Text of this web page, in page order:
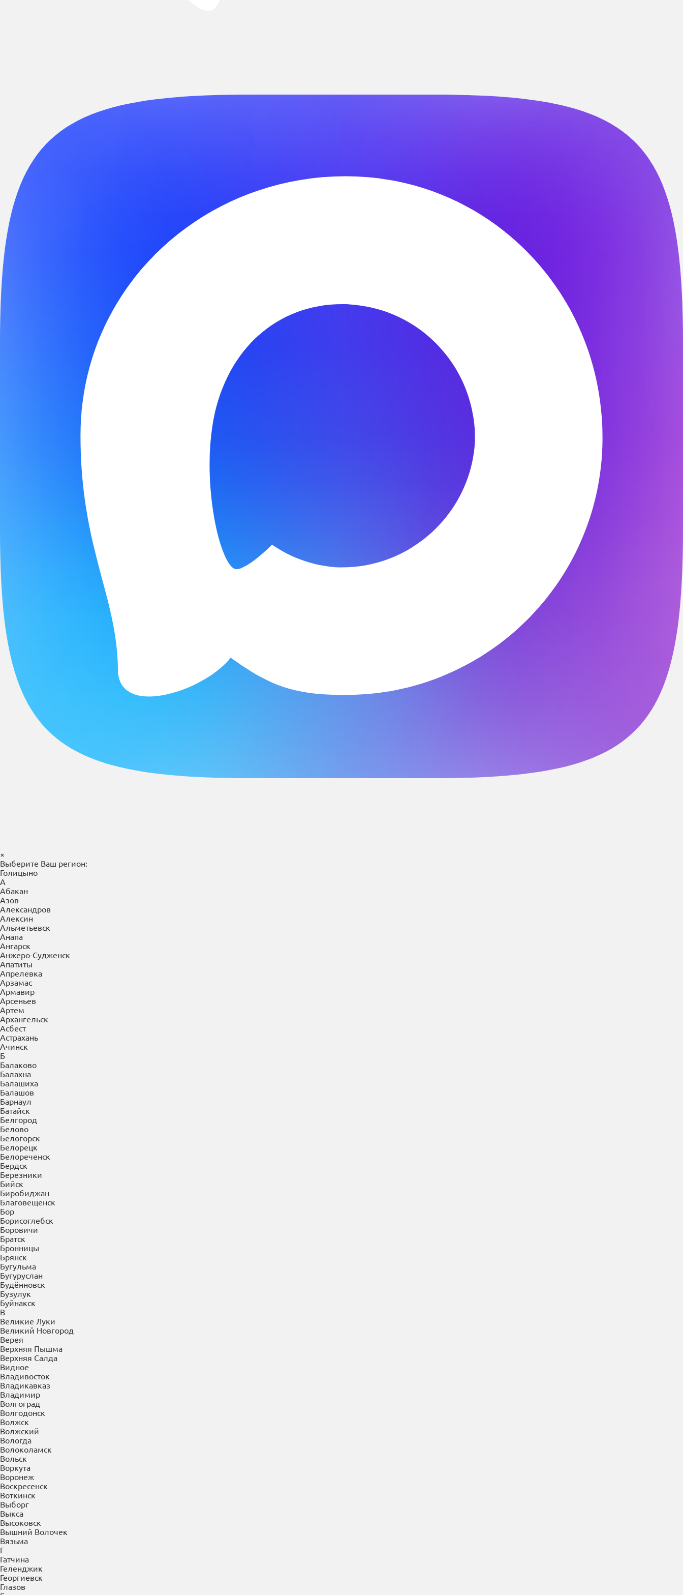
×
Выберите Ваш регион:
Голицыно
А
Абакан
Азов
Александров
Алексин
Альметьевск
Анапа
Ангарск
Анжеро-Судженск
Апатиты
Апрелевка
Арзамас
Армавир
Арсеньев
Артем
Архангельск
Асбест
Астрахань
Ачинск
Б
Балаково
Балахна
Балашиха
Балашов
Барнаул
Батайск
Белгород
Белово
Белогорск
Белорецк
Белореченск
Бердск
Березники
Бийск
Биробиджан
Благовещенск
Бор
Борисоглебск
Боровичи
Братск
Бронницы
Брянск
Бугульма
Бугуруслан
Будённовск
Бузулук
Буйнакск
В
Великие Луки
Великий Новгород
Верея
Верхняя Пышма
Верхняя Салда
Видное
Владивосток
Владикавказ
Владимир
Волгоград
Волгодонск
Волжск
Волжский
Вологда
Волоколамск
Вольск
Воркута
Воронеж
Воскресенск
Воткинск
Выборг
Выкса
Высоковск